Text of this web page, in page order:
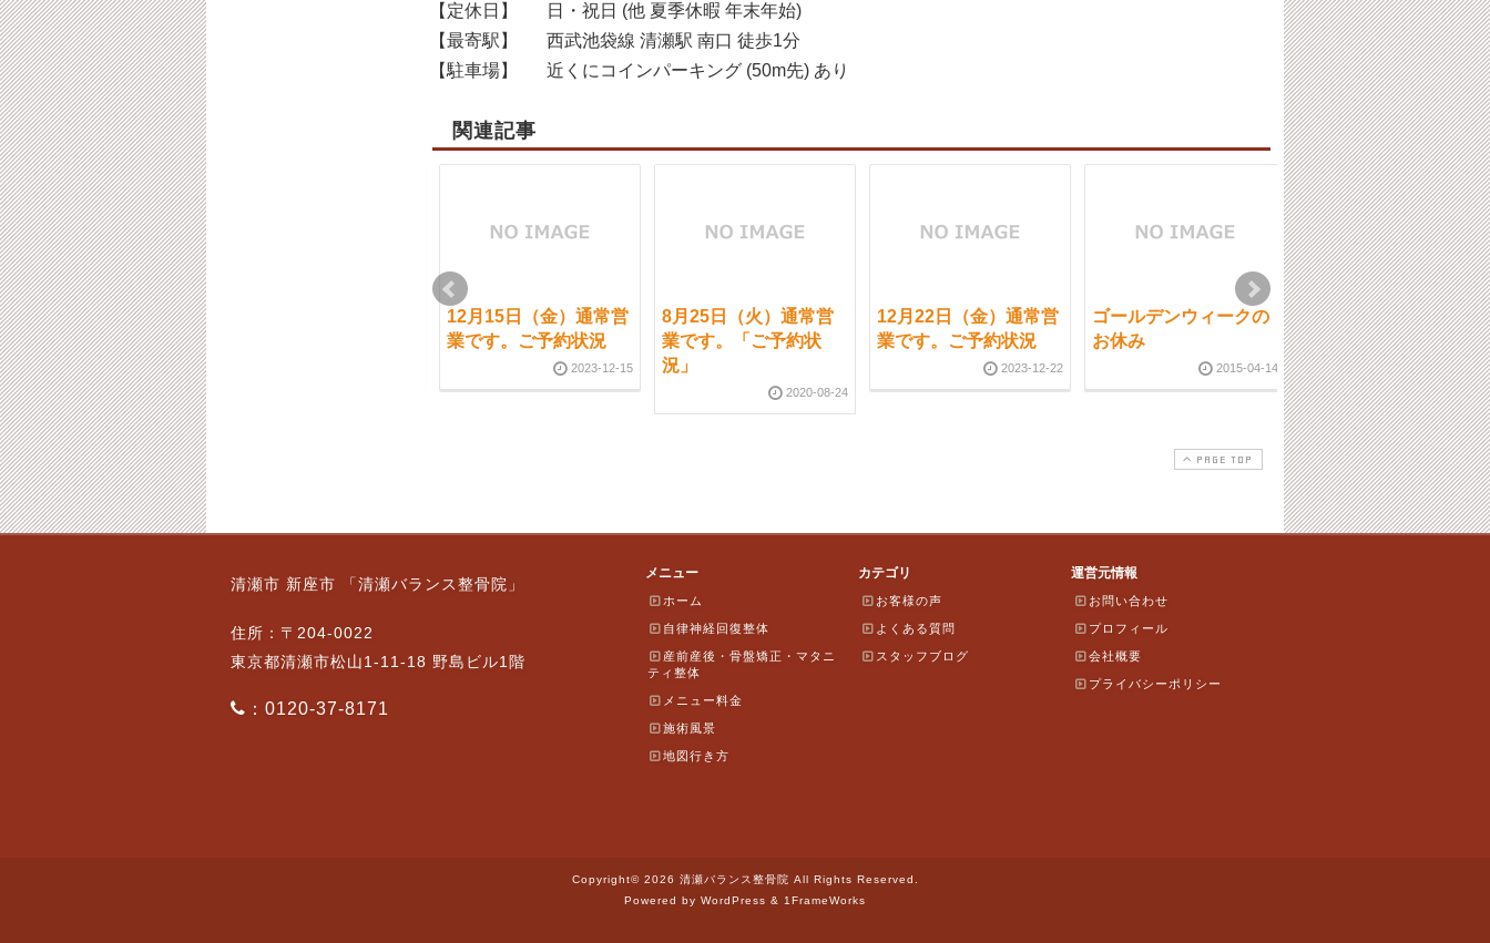
【定休日】
日・祝日 (他 夏季休暇 年末年始)
【最寄駅】
西武池袋線 清瀬駅 南口 徒歩1分
【駐車場】
近くにコインパーキング (50m先) あり
関連記事
10月12日（水）通常営
業です。【ご予約状
況】
2022-10-12
12月15日（金）通常営
業です。ご予約状況
2023-12-15
8月25日（火）通常営
業です。「ご予約状
況」
2020-08-24
12月22日（金）通常営
業です。ご予約状況
2023-12-22
ゴールデンウィークの
お休み
2015-04-14
2月７日（火）通常営
業です。ご予約状況
2023-02-
業です。ご予約状況
PAGE TOP
清瀬市 新座市 「清瀬バランス整骨院」
住所：〒204-0022
東京都清瀬市松山1-11-18 野島ビル1階
：0120-37-8171
メニュー
ホーム
自律神経回復整体
産前産後・骨盤矯正・マタニ
ティ整体
メニュー料金
施術風景
地図行き方
カテゴリ
お客様の声
よくある質問
スタッフブログ
運営元情報
お問い合わせ
プロフィール
会社概要
プライバシーポリシー
Copyright© 2026 清瀬バランス整骨院 All Rights Reserved.
Powered by WordPress & 1FrameWorks